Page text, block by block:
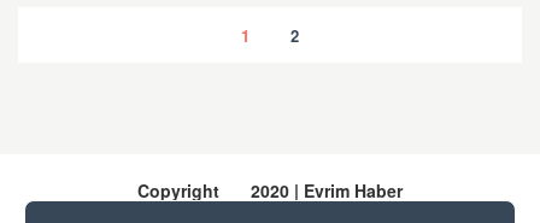
1 2
Copyright 2020 | Evrim Haber